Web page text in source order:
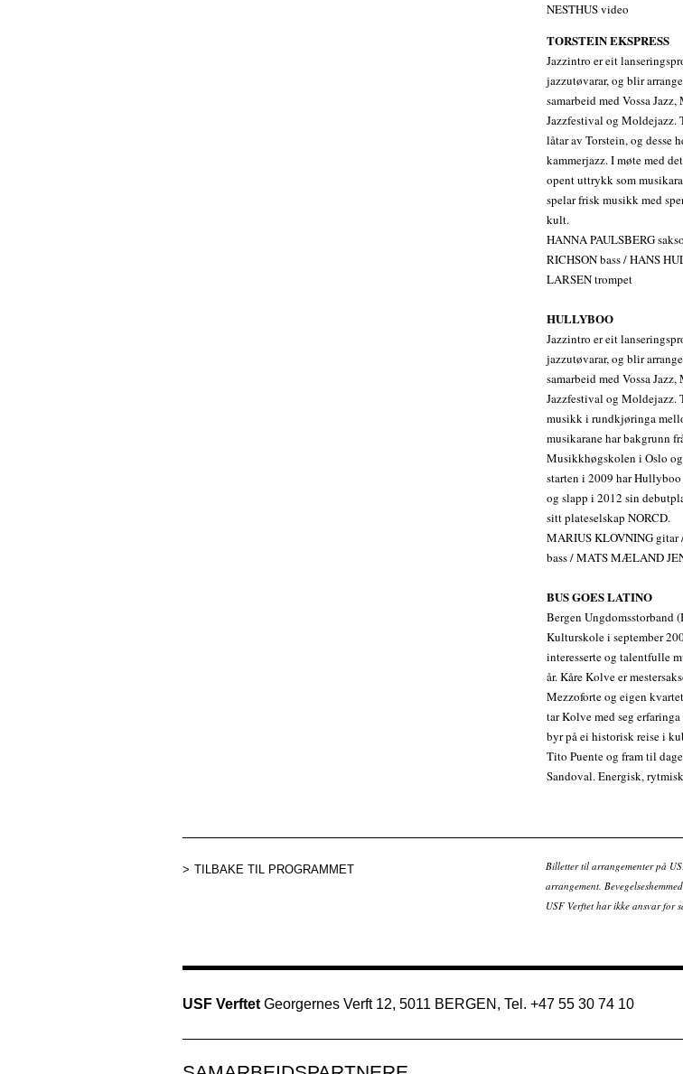
NESTHUS video
TORSTEIN EKSPRESS
Jazzintro er eit
jazzutøvarar, og blir
samarbeid med Vossa
Jazzfestival og Moldejazz.
låtar av Torstein, og desse
kammerjazz. I møte med
opent uttrykk som
spelar frisk musikk med
kult.
HANNA PAULSBERG
RICHSON bass / HANS
LARSEN trompet
HULLYBOO
Jazzintro er eit
jazzutøvarar, og blir
samarbeid med Vossa
Jazzfestival og Moldejazz.
musikk i rundkjøringa
musikarane har bakgrunn
Musikkhøgskolen i Oslo
starten i 2009 har
og slapp i 2012 sin
sitt plateselskap NORCD.
MARIUS KLOVNING
bass / MATS MÆLAND
BUS GOES LATINO
Bergen Ungdomsstorband
Kulturskole i september
interesserte og talentfulle
år. Kåre Kolve er
Mezzoforte og eigen
tar Kolve med seg
byr på ei historisk reise i
Tito Puente og fram til
Sandoval. Energisk,
TILBAKE TIL PROGRAMMET
Billetter til arrangementer på
arrangement.
USF Verftet har ikke ansvar for
USF Verftet Georgernes Verft 12, 5011 BERGEN, Tel. +47 55 30 74 10